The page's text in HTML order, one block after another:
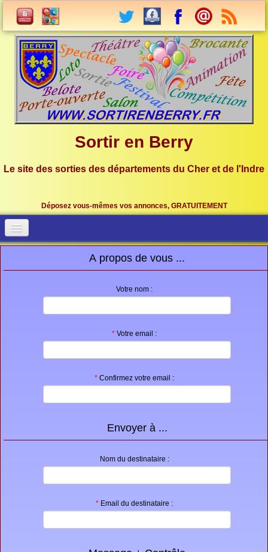
Sortir en Berry
Le site des sorties des départements du Cher et de l'Indre
Déposez vous-mêmes vos annonces, GRATUITEMENT
Proposer une annonce
Partenaires
A propos de vous ...
Votre nom :
* Votre email :
* Confirmez votre email :
Envoyer à ...
Nom du destinataire :
* Email du destinataire :